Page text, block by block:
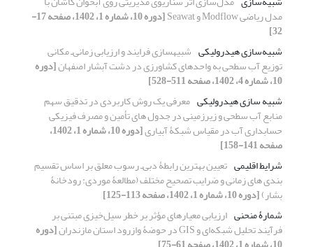
مدل ریاضی Modflow و Seawat [دوره 10، شماره 1، 1402، صفحه 17-
32]
شبیه‌سازی هیدرولیکی شبیه‏سازی فرایند و ارزیابی زمانی‌ـ مکانی
توزیع آب سطحی به واحدهای کشاورزی در دشت آبشار اصفهان[دوره
10، شماره 4، 1402، صفحه 511-528]
شبیه‏ سازی هیدرولیکی معرفی یک روش کاربردی در تدقیق سهم
منابع آب سطحی و زیرزمینی در جدول های تأمین و مصرف فیزیکی
حسابداری آب در مقیاس شبکۀ آبیاری [دوره 10، شماره 1، 1402،
صفحه 141-158]
شرایط اقلیمی تعیین بهترین رابطۀ دبی‌ـ رسوب معلق بر اساس تقسیم‏
بندی‏ های زمانی و ضرایب تصحیح مختلف (مطالعۀ موردی: رودخانۀ
بشار)[دوره 10، شماره 1، 1402، صفحه 113-125]
شمارۀ منحنی ارزیابی معیارهای مؤثر بر خطر سیل‌خیزی مبتنی بر
فرآیند تحلیل شبکه‌ای و GIS در حوضۀ وازرود استان مازندران [دوره